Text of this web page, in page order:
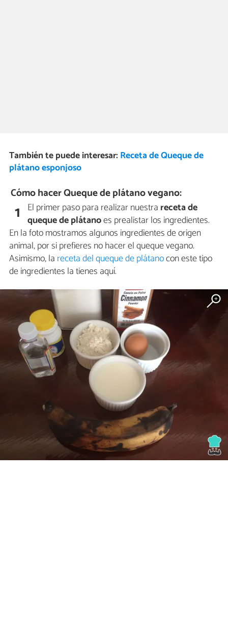
También te puede interesar: Receta de Queque de
plátano esponjoso
Cómo hacer Queque de plátano vegano:
1 El primer paso para realizar nuestra receta de
queque de plátanoes prealistar los ingredientes.
En la foto mostramos algunos ingredientes de origen
animal, por si prefieres no hacer el queque vegano.
Asimismo, la receta del queque de plátanocon este tipo
de ingredientes la tienes aquí.